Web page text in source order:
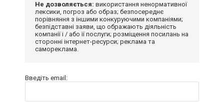
Не дозволяється: використання ненормативної
лексики, погроз або образ; безпосереднє
порівняння з іншими конкуруючими компаніями;
безпідставні заяви, що ображають діяльність
компанії і / або її послуги; розміщення посилань на
сторонні інтернет-ресурси; реклама та
самореклама.
Введіть email: